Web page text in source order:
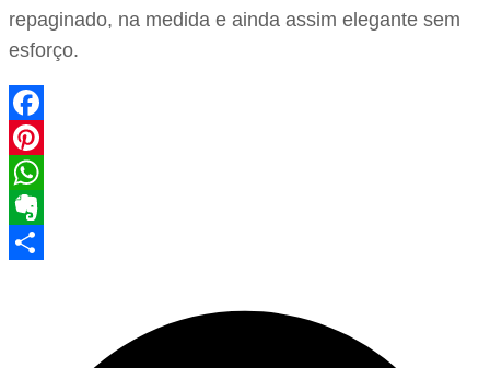
repaginado, na medida e ainda assim elegante sem
esforço.
Facebook
Pinterest
WhatsApp
Evernote